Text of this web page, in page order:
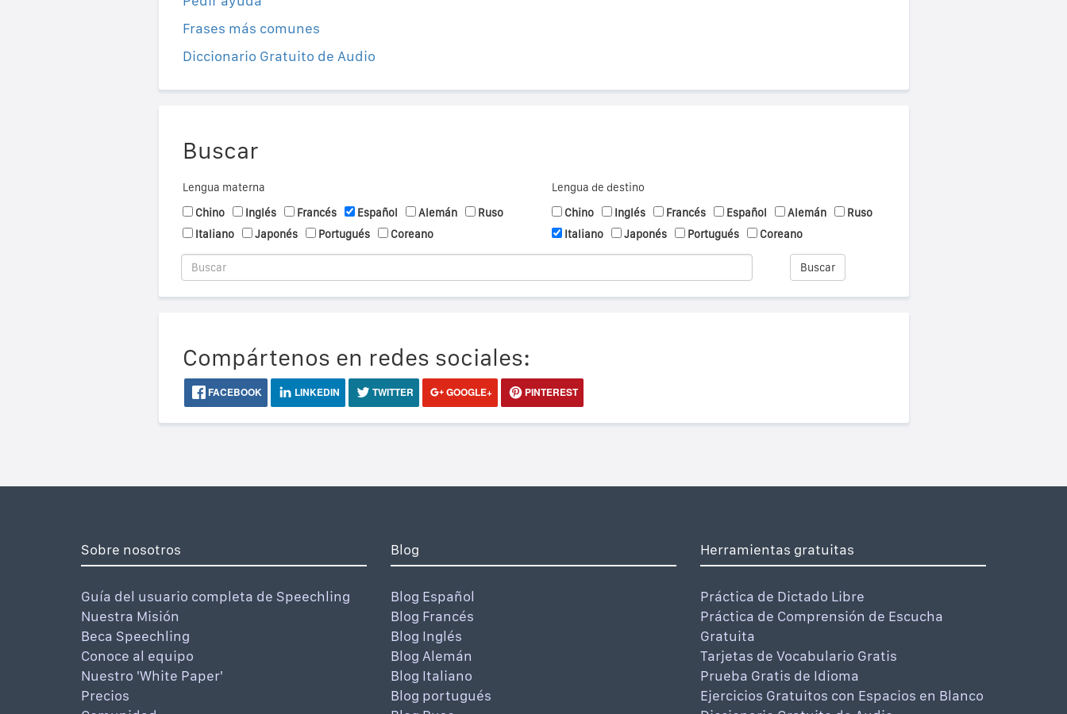
Frases más comunes
Diccionario Gratuito de Audio
Buscar
Lengua materna
Chino
Inglés Francés Español Alemán
Ruso
Italiano
Japonés Portugués Coreano
Lengua de destino
Chino
Inglés Francés Español Alemán
Ruso
Italiano
Japonés Portugués Coreano
Buscar
Compártenos en redes sociales:
FACEBOOK LINKEDIN TWITTER GOOGLE+ PINTEREST
Sobre nosotros
Guía del usuario completa de Speechling
Nuestra Misión
Beca Speechling
Conoce al equipo
Nuestro 'White Paper'
Precios
Blog
Blog Español
Blog Francés
Blog Inglés
Blog Alemán
Blog Italiano
Blog portugués
Herramientas gratuitas
Práctica de Dictado Libre
Práctica de Comprensión de Escucha
Gratuita
Tarjetas de Vocabulario Gratis
Prueba Gratis de Idioma
Ejercicios Gratuitos con Espacios en Blanco